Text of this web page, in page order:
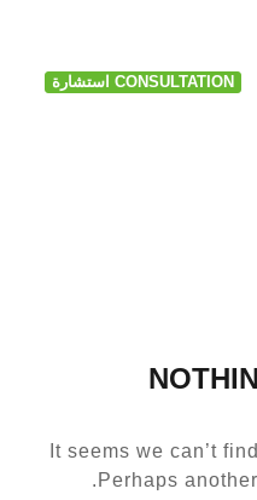
CONSULTATION استشارة
It seems we can’t
Perhaps